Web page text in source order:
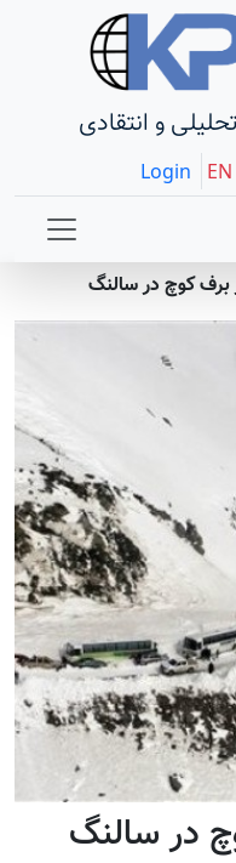
و انتقادی
Login EN
کوچ در سالنگ
در سالنگ